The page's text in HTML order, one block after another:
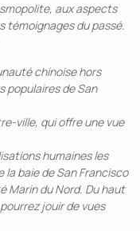
aux aspects
témoignages du passé.
chinoise hors
populaires de San
ville, qui offre une vue
humaines les
la baie de San Francisco
Marin du Nord. Du haut
jouir de vues